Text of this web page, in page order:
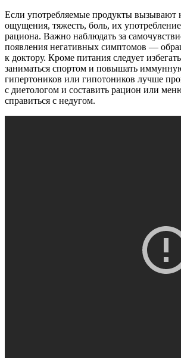
Если употребляемые продукты вызывают
ощущения, тяжесть, боль, их
рациона. Важно наблюдать за
появления негативных симптомов —
к доктору. Кроме питания следует
заниматься спортом и повышать
гипертоников или гипотоников лучше
с диетологом и составить рацион или
справиться с недугом.